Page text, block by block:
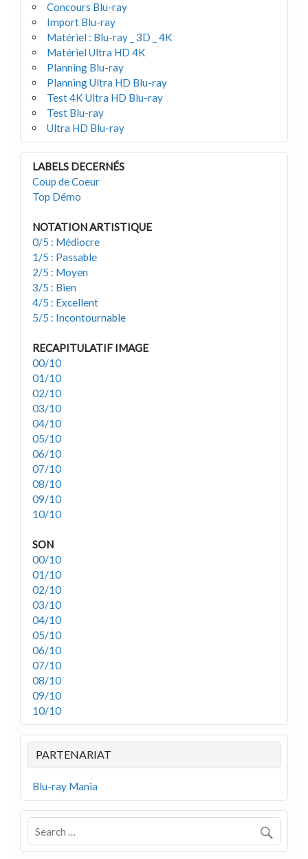
Concours Blu-ray
Import Blu-ray
Matériel : Blu-ray _ 3D _ 4K
Matériel Ultra HD 4K
Planning Blu-ray
Planning Ultra HD Blu-ray
Test 4K Ultra HD Blu-ray
Test Blu-ray
Ultra HD Blu-ray
LABELS DECERNÉS
Coup de Coeur
Top Démo
NOTATION ARTISTIQUE
0/5 : Médiocre
1/5 : Passable
2/5 : Moyen
3/5 : Bien
4/5 : Excellent
5/5 : Incontournable
RECAPITULATIF IMAGE
00/10
01/10
02/10
03/10
04/10
05/10
06/10
07/10
08/10
09/10
10/10
SON
00/10
01/10
02/10
03/10
04/10
05/10
06/10
07/10
08/10
09/10
10/10
PARTENARIAT
Blu-ray Mania